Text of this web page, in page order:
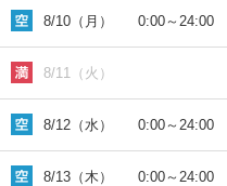
8/10（月） 0:00～ 24:00
8/11（火）
8/12（水） 0:00～ 24:00
8/13（木） 0:00～ 24:00